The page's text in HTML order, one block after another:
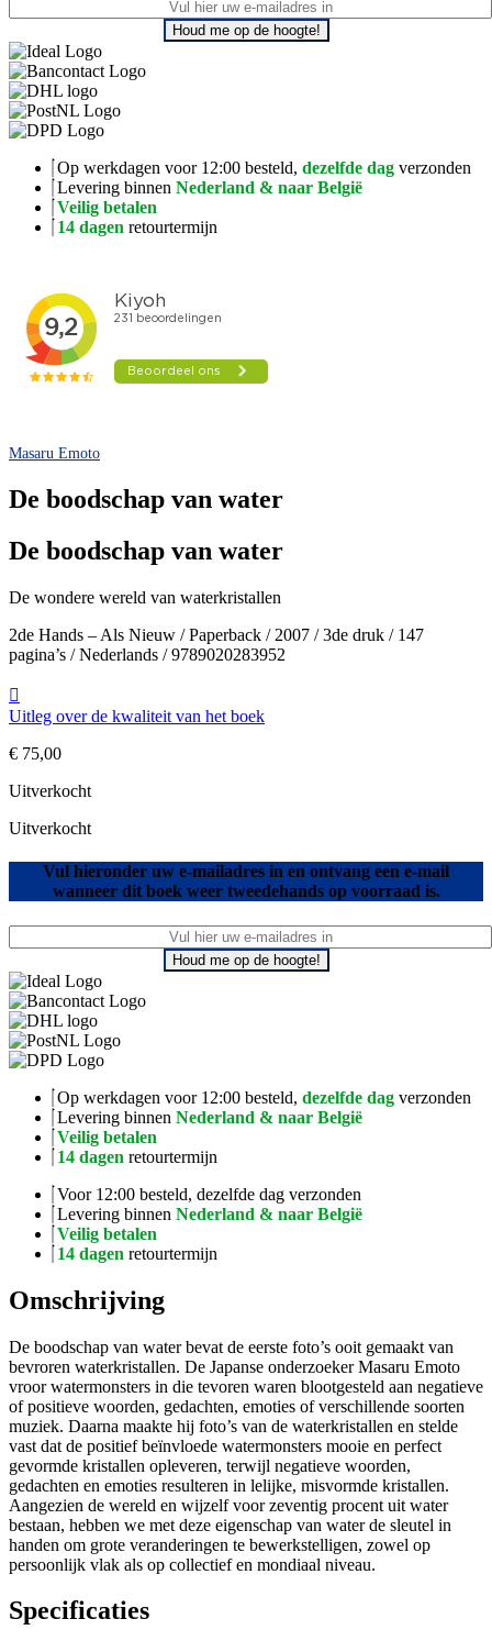
Houd me op de hoogte!
Op werkdagen voor 12:00 besteld, dezelfde dag verzonden
Levering binnen Nederland & naar België
Veilig betalen
14 dagen retourtermijn
Masaru Emoto
De boodschap van water
De boodschap van water
De wondere wereld van waterkristallen
2de Hands – Als Nieuw / Paperback / 2007 / 3de druk / 147
pagina’s / Nederlands / 9789020283952
Uitleg over de kwaliteit van het boek
€ 75,00
Uitverkocht
Uitverkocht
Vul hieronder uw e-mailadres in en ontvang een e-mail
wanneer dit boek weer tweedehands op voorraad is.
Houd me op de hoogte!
Op werkdagen voor 12:00 besteld, dezelfde dag verzonden
Levering binnen Nederland & naar België
Veilig betalen
14 dagen retourtermijn
Voor 12:00 besteld, dezelfde dag verzonden
Levering binnen Nederland & naar België
Veilig betalen
14 dagen retourtermijn
Omschrijving
De boodschap van water bevat de eerste foto’s ooit gemaakt van
bevroren waterkristallen. De Japanse onderzoeker Masaru Emoto
vroor watermonsters in die tevoren waren blootgesteld aan negatieve
of positieve woorden, gedachten, emoties of verschillende soorten
muziek. Daarna maakte hij foto’s van de waterkristallen en stelde
vast dat de positief beïnvloede watermonsters mooie en perfect
gevormde kristallen opleveren, terwijl negatieve woorden,
gedachten en emoties resulteren in lelijke, misvormde kristallen.
Aangezien de wereld en wijzelf voor zeventig procent uit water
bestaan, hebben we met deze eigenschap van water de sleutel in
handen om grote veranderingen te bewerkstelligen, zowel op
persoonlijk vlak als op collectief en mondiaal niveau.
Specificaties